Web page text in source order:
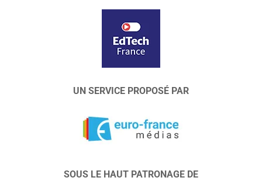
UN SERVICE PROPOSÉ PAR
SOUS LE HAUT PATRONAGE DE